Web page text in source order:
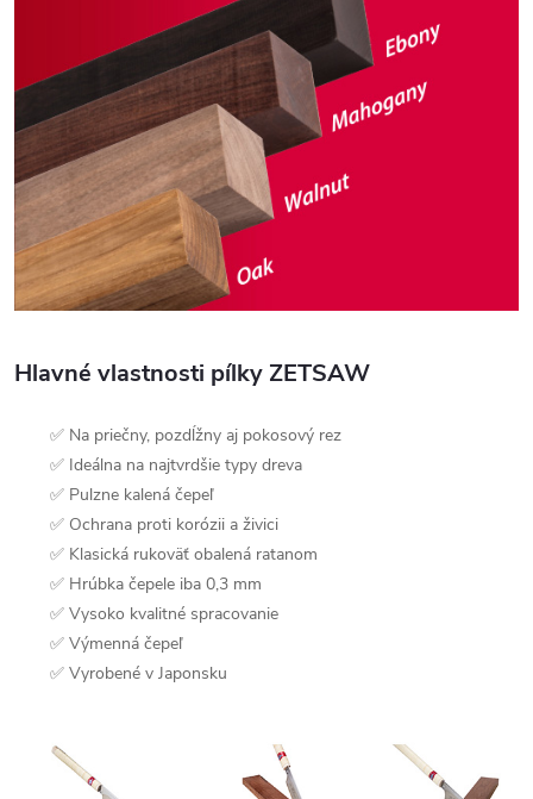
Hlavné vlastnosti pílky ZETSAW
✅ Na priečny, pozdĺžny aj pokosový rez
✅ Ideálna na najtvrdšie typy dreva
✅ Pulzne kalená čepeľ
✅ Ochrana proti korózii a živici
✅ Klasická rukoväť obalená ratanom
✅ Hrúbka čepele iba 0,3 mm
✅ Vysoko kvalitné spracovanie
✅ Výmenná čepeľ
✅ Vyrobené v Japonsku